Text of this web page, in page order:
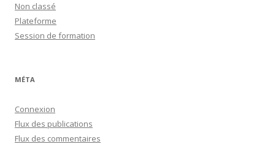
Non classé
Plateforme
Session de formation
MÉTA
Connexion
Flux des publications
Flux des commentaires